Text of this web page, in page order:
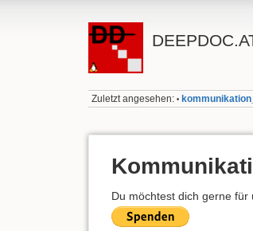
Zuletzt angesehen: •
Du möchtest dich gerne